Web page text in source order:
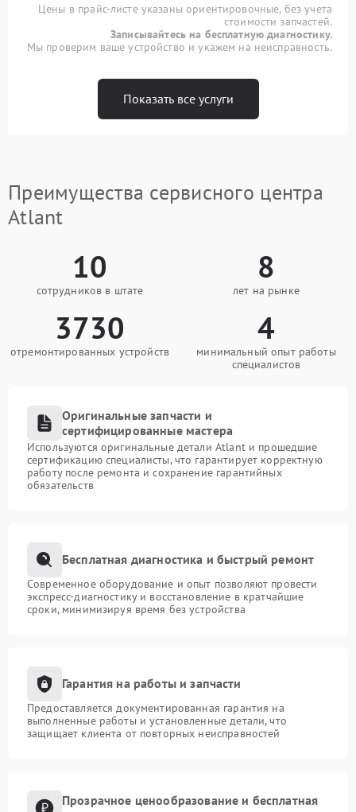
Цены в прайс-листе указаны ориентировочные, без учета
стоимости запчастей.
Записывайтесь на бесплатную диагностику.
Мы проверим ваше устройство и укажем на неисправность.
Показать все услуги
Преимущества сервисного центра
Atlant
10
сотрудников в штате
8
лет на рынке
3730
отремонтированных устройств
4
минимальный опыт работы
специалистов
Оригинальные запчасти и
сертифицированные мастера
Используются оригинальные детали Atlant и прошедшие
сертификацию специалисты, что гарантирует корректную
работу после ремонта и сохранение гарантийных
обязательств
Бесплатная диагностика и быстрый ремонт
Современное оборудование и опыт позволяют провести
экспресс-диагностику и восстановление в кратчайшие
сроки, минимизируя время без устройства
Гарантия на работы и запчасти
Предоставляется документированная гарантия на
выполненные работы и установленные детали, что
защищает клиента от повторных неисправностей
Прозрачное ценообразование и бесплатная